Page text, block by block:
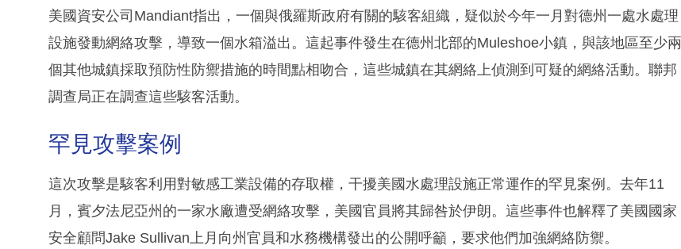
美國資安公司Mandiant指出，一個與俄羅斯政府有關的駭客組織，疑似於今年一月對德州一處水處理
設施發動網絡攻擊，導致一個水箱溢出。這起事件發生在德州北部的Muleshoe小鎮，與該地區至少兩
個其他城鎮採取預防性防禦措施的時間點相吻合，這些城鎮在其網絡上偵測到可疑的網絡活動。聯邦
調查局正在調查這些駭客活動。
罕見攻擊案例
這次攻擊是駭客利用對敏感工業設備的存取權，干擾美國水處理設施正常運作的罕見案例。去年11
月，賓夕法尼亞州的一家水廠遭受網絡攻擊，美國官員將其歸咎於伊朗。這些事件也解釋了美國國家
安全顧問Jake Sullivan上月向州官員和水務機構發出的公開呼籲，要求他們加強網絡防禦。